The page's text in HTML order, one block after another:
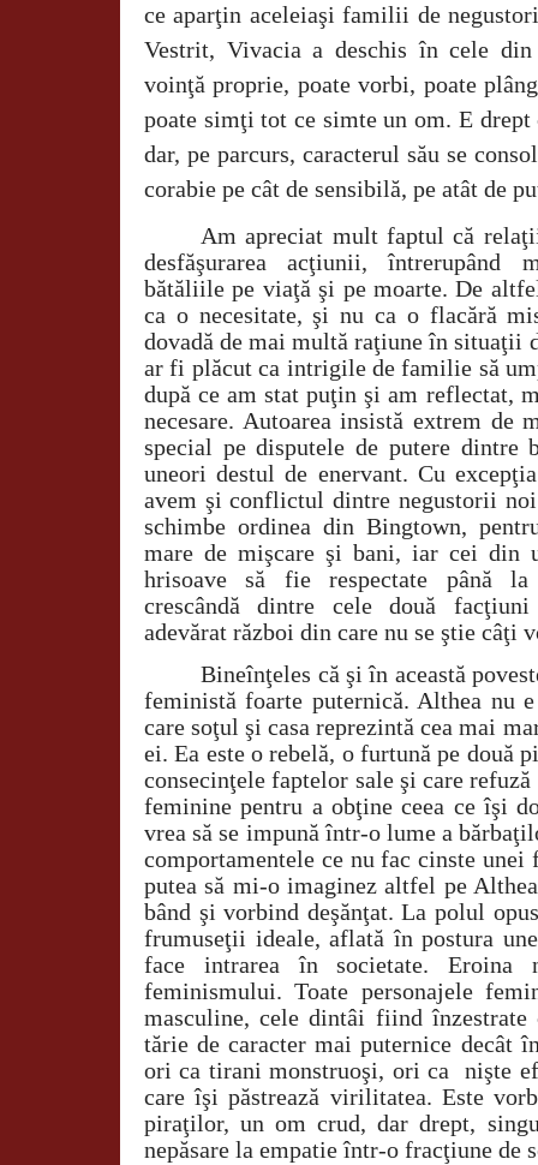
ce aparţin aceleiaşi familii de
Vestrit, Vivacia a deschis în cele
voinţă proprie, poate vorbi, poate
poate simţi tot ce simte un om. E
dar, pe parcurs, caracterul său se
corabie pe cât de sensibilă, pe atât de
Am apreciat mult faptul că
desfăşurarea acţiunii, întrerupând
bătăliile pe viaţă şi pe moarte. De
ca o necesitate, şi nu ca o flacără
dovadă de mai multă raţiune în situaţii
ar fi plăcut ca intrigile de familie să
după ce am stat puţin şi am reflectat,
necesare. Autoarea insistă extrem de
special pe disputele de putere dintre
uneori destul de enervant. Cu
avem şi conflictul dintre negustorii
schimbe ordinea din Bingtown,
mare de mişcare şi bani, iar cei din
hrisoave să fie respectate până
crescândă dintre cele două
adevărat război din care nu se ştie câţi
Bineînţeles că şi în această
feministă foarte puternică. Althea nu
care soţul şi casa reprezintă cea mai
ei. Ea este o rebelă, o furtună pe două
consecinţele faptelor sale şi care
feminine pentru a obţine ceea ce îşi
vrea să se impună într-o lume a
comportamentele ce nu fac cinste unei
putea să mi-o imaginez altfel pe
bând şi vorbind deşănţat. La polul
frumuseţii ideale, aflată în postura
face intrarea în societate.
feminismului. Toate personajele
masculine, cele dintâi fiind
tărie de caracter mai puternice decât
ori ca tirani monstruoşi, ori ca
nişte
care îşi păstrează virilitatea. Este
piraţilor, un om crud, dar drept,
nepăsare la empatie într-o fracţiune de